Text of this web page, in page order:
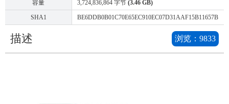
容量 3,724,836,864 字节 (3.46 GB)
SHA1 BE6DDB0B01C70E65EC910EC07D31AAF15B11657B
描述 浏览： 9833